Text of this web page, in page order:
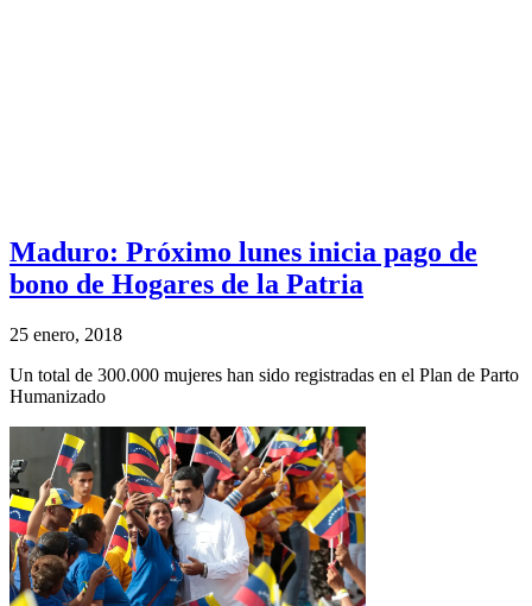
Maduro: Próximo lunes inicia pago de
bono de Hogares de la Patria
25 enero, 2018
Un total de 300.000 mujeres han sido registradas en el Plan de Parto
Humanizado